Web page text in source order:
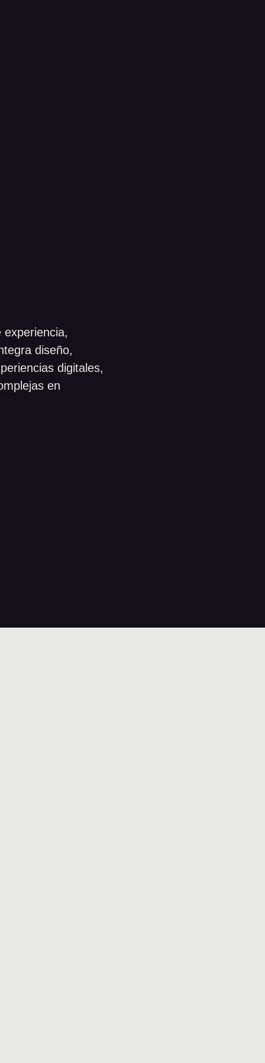
diseño,
digitales,
en